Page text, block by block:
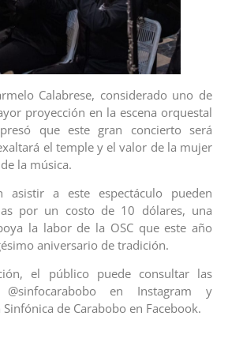
Calabrese, considerado uno de
proyección en la escena orquestal
que este gran concierto será
el temple y el valor de la mujer
la música.
asistir a este espectáculo pueden
por un costo de 10 dólares, una
la labor de la OSC que este año
aniversario de tradición.
el público puede consultar las
@sinfocarabobo en Instagram y
de Carabobo en Facebook.